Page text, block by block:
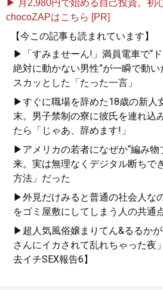
▶ 月2,980円で始める自己投資。初
chocoZAPはこちら [PR]
【今この記事も読まれています】
▶「すみませーん!」満員電車で“
絶対に動かない男性”が一瞬で動い
スカッとした「たった一言」
▶すぐに職場を辞めた18歳の新人
末。男子禁制の寮に彼氏を連れ込
たら「じゃあ、辞めます!」
▶アメリカの若者になぜか“編み物
来。実は無理なくデジタル断ちで
方法」だった
▶外見だけみると普通の社会人な
をゴミ屋敷にしてしまう人の共通
▶超人気風俗嬢まりてん&るるか
さんにイカされて乱れちゃった夜
去イチSEX報告6】